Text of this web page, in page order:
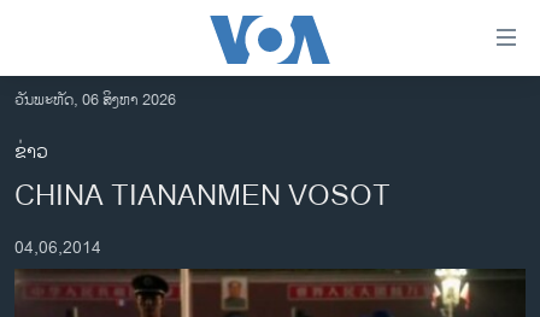
ເຂົ້າ
ຫາ
ຂ້າມ
ຂ້າມ
ໄປ
ຫາ
ອາເມຣິກາ
ການເລືອກຕັ້ງ ປະທານາທີບໍດີ ສະຫະລັດ 2024
ຂ່າວ​ຈີນ
ວັນພະຫັດ, 06 ສິງຫາ 2026
ຂ່າວ
CHINA TIANANMEN VOSOT
04,06,2014